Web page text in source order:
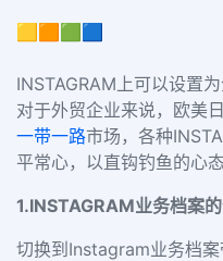
🟨🟧🟩🟦
INSTAGRAM上可以设置
对于外贸企业来说，欧美
一带一路市场，各种
平常心，以直钩钓鱼的心
1.INSTAGRAM业务档案
切换到Instagram业务档